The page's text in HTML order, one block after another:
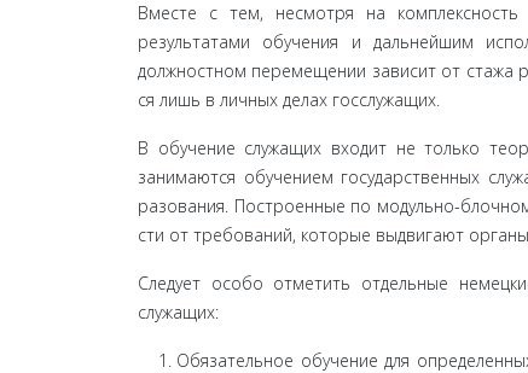
Вместе с тем, несмотря на
результатами обучения и дальнейшим
должностном перемещении зависит от стажа
ся лишь в личных делах госслужащих.
В обучение служащих входит не только
занимаются обучением государственных
разования. Построенные по модульно-
сти от требований, которые выдвигают
Следует особо отметить отдельные
служащих:
Обязательное обучение для